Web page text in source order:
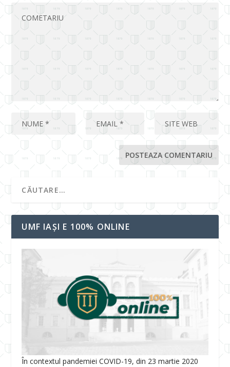
UMF IAȘI E 100% ONLINE
În contextul pandemiei COVID-19, din 23 martie 2020